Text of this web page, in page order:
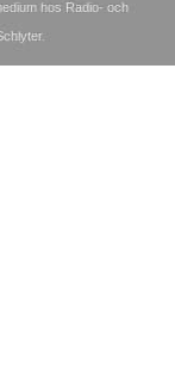
hos Radio- och